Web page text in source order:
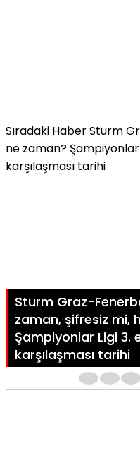
Sıradaki HaberSturm
ne zaman?
karşılaşması tarihi
Sturm Graz-
zaman, şifresiz mi,
Şampiyonlar Ligi 3.
karşılaşması tarihi